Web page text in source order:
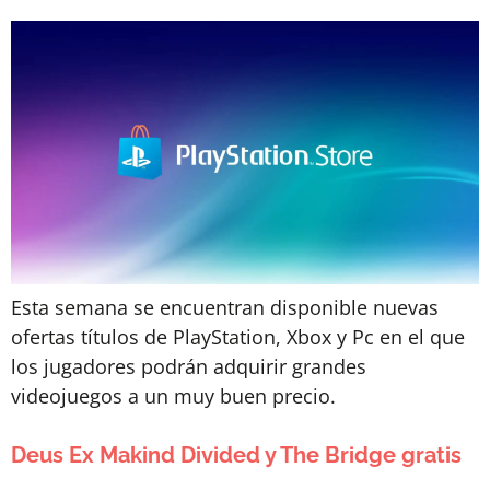
Esta semana se encuentran disponible nuevas
ofertas títulos de PlayStation, Xbox y Pc en el que
los jugadores podrán adquirir grandes
videojuegos a un muy buen precio.
Deus Ex Makind Divided y The Bridge gratis